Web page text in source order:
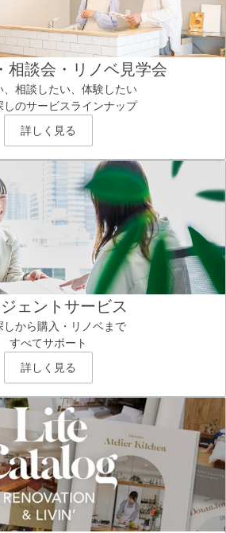
相談会・リノベ見学会
、相談したい、体験したい
しのサービスラインナップ
詳しく見る
ェントサービス
しから購入・リノベまで
すべてサポート
詳しく見る